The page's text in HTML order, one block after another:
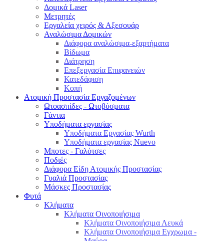
Δομικά Laser
Μετρητές
Εργαλεία χειρός & Αξεσουάρ
Αναλώσιμα Δομικών
Διάφορα αναλώσιμα-εξαρτήματα
Βίδωμα
Διάτρηση
Επεξεργασία Επιφανειών
Κατεδάφιση
Κοπή
Ατομική Προστασία Εργαζομένων
Ωτοασπίδες - Ωτοβύσματα
Γάντια
Υποδήματα εργασίας
Υποδήματα Εργασίας Wurth
Υποδήματα εργασίας Nuevo
Μποτες - Γαλότσες
Ποδιές
Διάφορα Είδη Ατομικής Προστασίας
Γυαλιά Προστασίας
Μάσκες Προστασίας
Φυτά
Κλήματα
Κλήματα Οινοποιήσιμα
Κλήματα Οινοποιήσιμα Λευκά
Κλήματα Οινοποιήσιμα Εγχρωμα -